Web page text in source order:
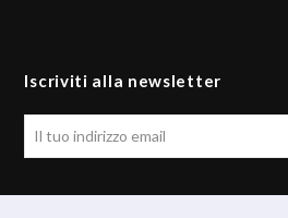
Iscriviti alla newsletter